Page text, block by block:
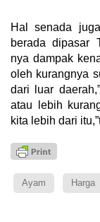
Hal senada
berada dipasar
nya dampak
oleh kurangnya
dari luar
atau lebih
kita lebih dari
Ayam Harga